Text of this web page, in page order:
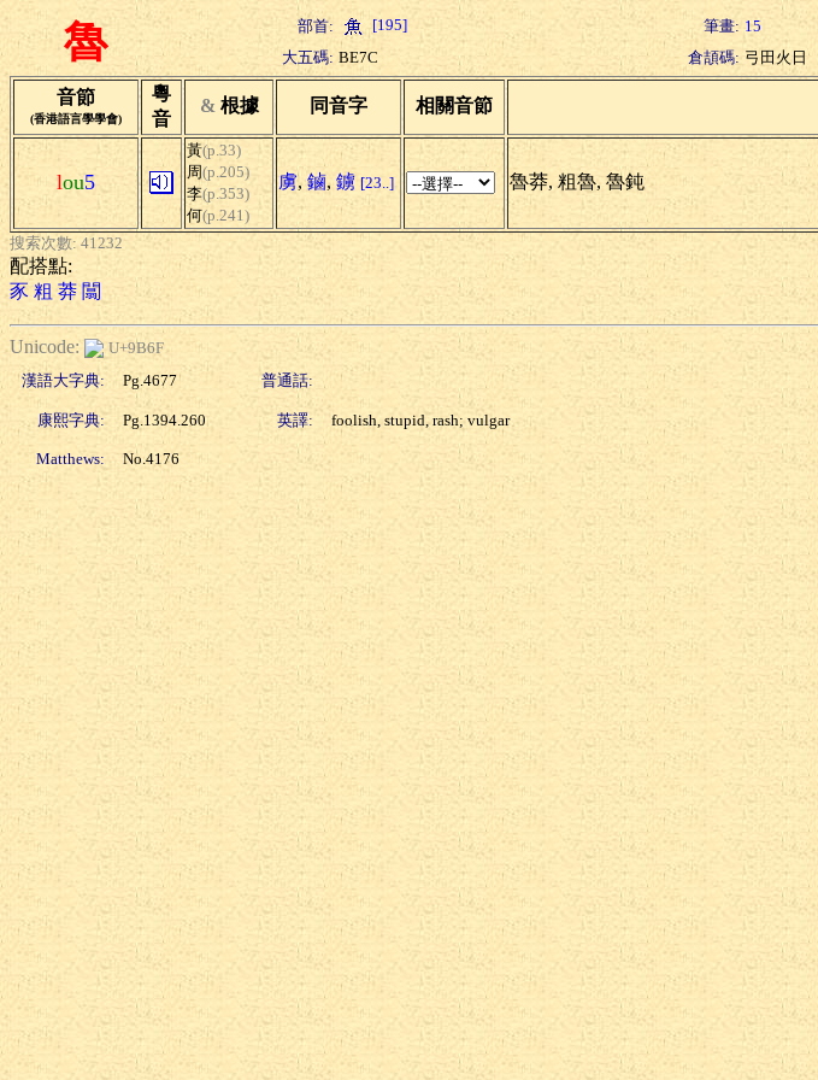
魯 部首: [195] 筆畫: 15
大五碼: BE7C 倉頡碼: 弓田火日
音節
(香港語言學學會)
粵
音
& 根據 同音字 相關音節
lou5
黃(p.33)
周(p.205)
李(p.353)
何(p.241)
虜, 鏀, 鐪 [23..] 魯莽, 粗魯, 魯鈍
搜索次數: 41232
配搭點:
豕 粗 莽 闒
Unicode:
U+9B6F
漢語大字典:
Pg.4677 普通話:
康熙字典: Pg.1394.260 英譯: foolish, stupid, rash; vulgar
Matthews: No.4176